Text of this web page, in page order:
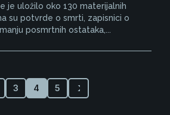
je uložilo oko 130 materijalnih
su potvrde o smrti, zapisnici o
posmrtnih ostataka,...
3 4 5